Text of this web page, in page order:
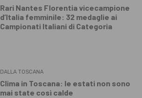
Rari Nantes Florentia vicecampione
d’Italia femminile: 32 medaglie ai
Campionati Italiani di Categoria
DALLA TOSCANA
Clima in Toscana: le estati non sono
mai state così calde